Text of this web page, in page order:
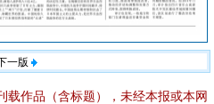
一版
载作品（含标题），未经本报或本网